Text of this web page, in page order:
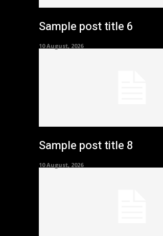
Sample post title 6
10 August, 2026
Sample post title 8
10 August, 2026